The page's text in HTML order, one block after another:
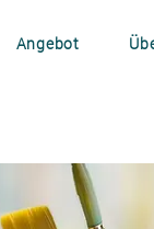
Angebot